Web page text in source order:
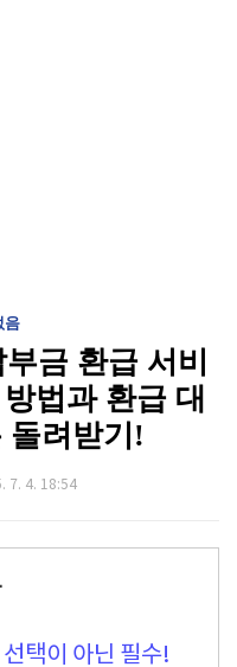
음
금 환급 서비
법과 환급 대
돌려받기!
7. 4. 18:54
택이 아닌 필수!